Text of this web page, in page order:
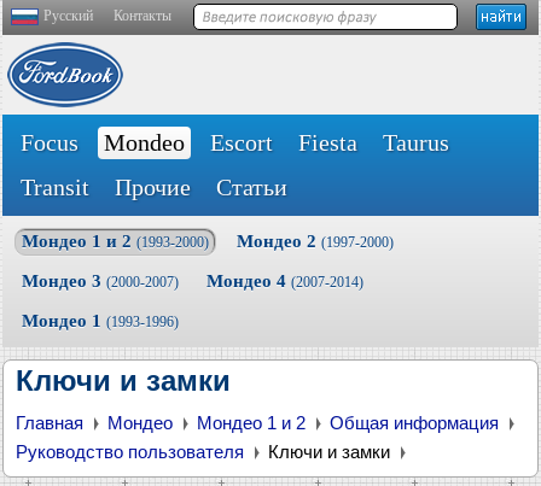
Русский Контакты
Focus Mondeo Escort Fiesta
Taurus
Transit
Прочие Статьи
Мондео 1 и 2 (1993-2000) Мондео 2 (1997-2000)
Мондео 3 (2000-2007) Мондео 4 (2007-2014)
Мондео 1 (1993-1996)
Ключи и замки
Главная Мондео Мондео 1 и 2
Общая информация
Руководство пользователя
Ключи и замки